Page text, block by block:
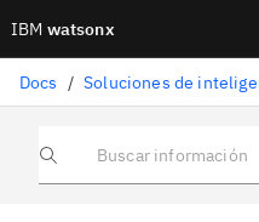
IBM watsonx
Docs /
Buscar información